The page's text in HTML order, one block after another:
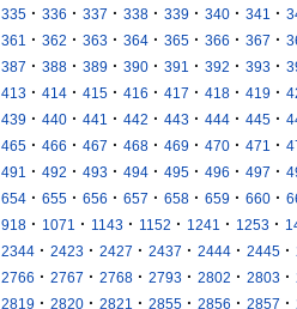
335 · 336 · 337 · 338 · 339 · 340 · 341 ·
361
· 362 · 363 · 364 · 365 · 366 · 367 ·
387 · 388 · 389 · 390 · 391 · 392 · 393 ·
413 · 414 · 415 · 416 · 417 · 418 · 419 ·
439 · 440 · 441 · 442 · 443 · 444 · 445 ·
465 · 466 · 467 · 468 · 469 · 470 · 471 ·
491
· 492 · 493 · 494 · 495 · 496 · 497 ·
654 · 655 · 656 · 657 · 658 · 659 · 660 ·
918 · 1071 · 1143 · 1152 · 1241 · 1253 ·
2344 · 2423 · 2427 · 2437 · 2444 · 2445 ·
2766 · 2767 · 2768 · 2793 · 2802 · 2803 ·
2819 · 2820 · 2821 · 2855 · 2856 · 2857 ·